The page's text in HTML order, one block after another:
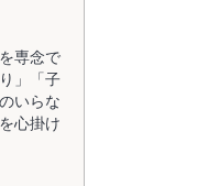
専念で
」「子
いらな
心掛け